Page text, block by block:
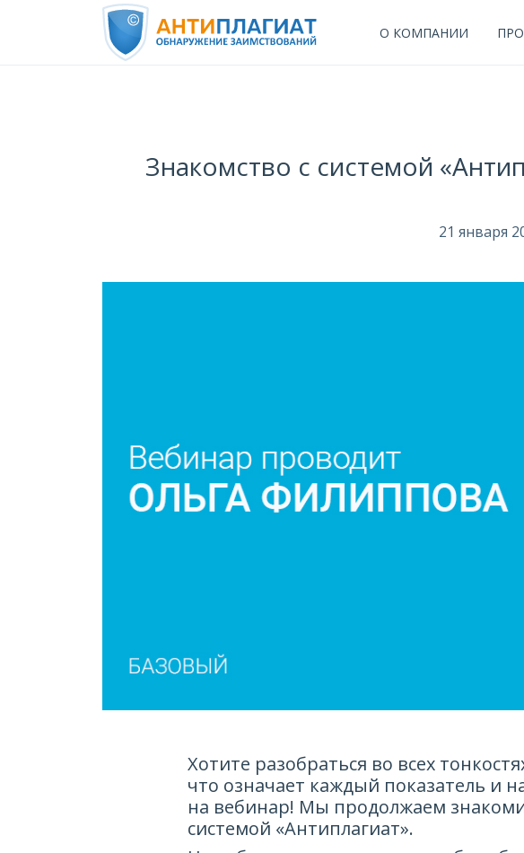
О КОМПАНИИ
Знакомство с системой
21 января
Хотите разобраться во всех
что означает каждый показатель и
на вебинар! Мы продолжаем
системой «Антиплагиат».